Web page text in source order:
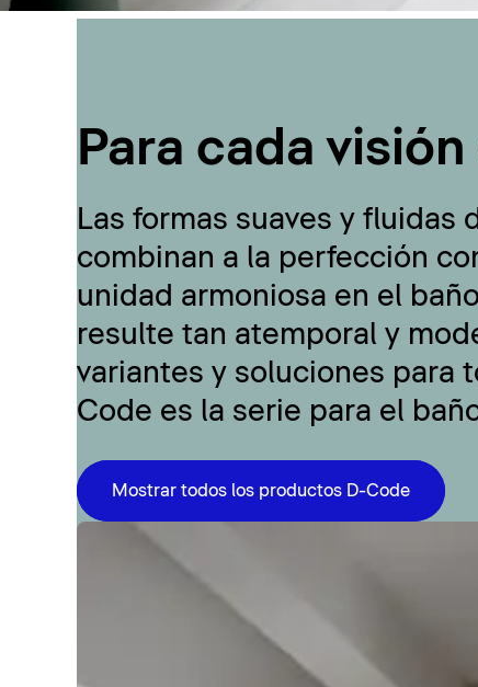
Para cada
Las formas suaves y fluidas
combinan a la perfección
unidad armoniosa en el
resulte tan atemporal y
variantes y soluciones para
Code es la serie para el
Mostrar todos los productos D-Code